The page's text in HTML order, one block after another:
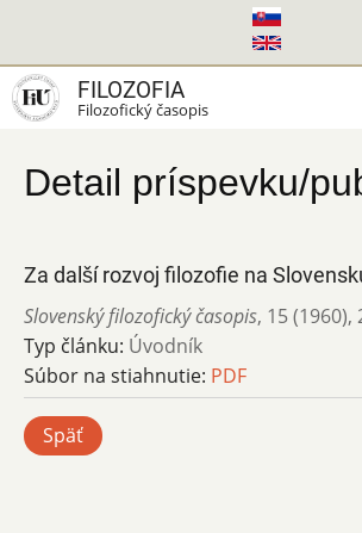
hlavný
obsah
FILOZOFIA
Filozofický časopis
Detail príspevku/
Za další rozvoj filozofie na
Slovenský filozofický časopis, 15 (1960),
Typ článku: Úvodník
Súbor na stiahnutie: PDF
Späť